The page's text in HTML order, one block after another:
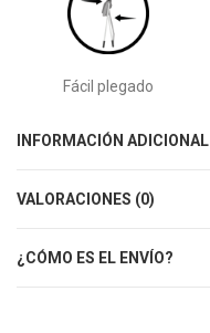
Fácil plegado
INFORMACIÓN ADICIONAL
VALORACIONES (0)
¿CÓMO ES EL ENVÍO?